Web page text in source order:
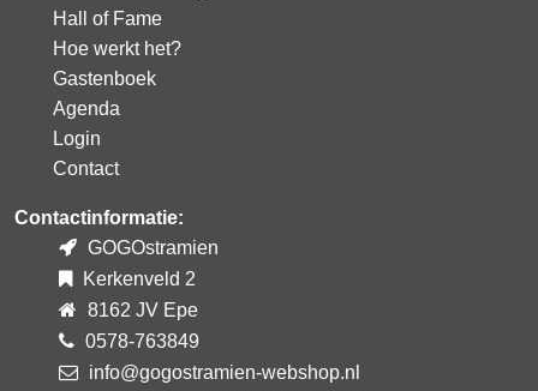
Hall of Fame
Hoe werkt het?
Gastenboek
Agenda
Login
Contact
Contactinformatie:
GOGOstramien
Kerkenveld 2
8162 JV Epe
0578-763849
info@gogostramien-webshop.nl